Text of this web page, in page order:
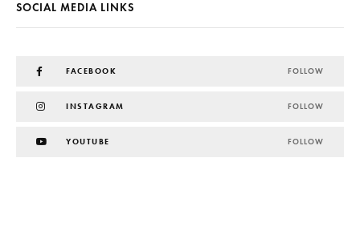
SOCIAL MEDIA LINKS
FACEBOOK FOLLOW
INSTAGRAM FOLLOW
YOUTUBE FOLLOW